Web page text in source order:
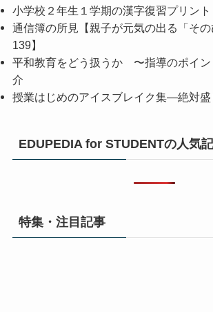
小学校２年生１学期の漢字復習プリント
通信簿の所見【親子が元気の出る「そ
139】
平和教育をどう扱うか 〜指導のポイン
介
授業はじめのアイスブレイク集―絶対
EDUPEDIA for STUDENTの人気
特集・注目記事